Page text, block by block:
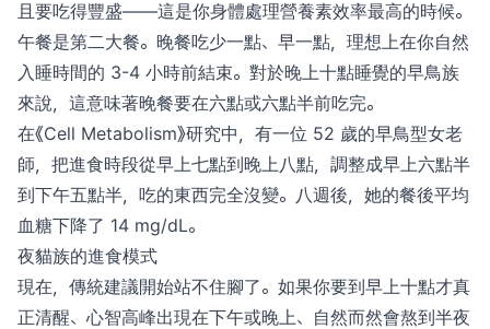
且要吃得豐盛——這是你身體處理營養素效率最高的時候。
午餐是第二大餐。晚餐吃少一點、早一點，理想上在你自然
入睡時間的 3-4 小時前結束。對於晚上十點睡覺的早鳥族
來說，這意味著晚餐要在六點或六點半前吃完。
在《Cell Metabolism》研究中，有一位 52 歲的早鳥型女老
師，把進食時段從早上七點到晚上八點，調整成早上六點半
到下午五點半，吃的東西完全沒變。八週後，她的餐後平均
血糖下降了 14 mg/dL。
夜貓族的進食模式
現在，傳統建議開始站不住腳了。如果你要到早上十點才真
正清醒、心智高峰出現在下午或晚上、自然而然會熬到半夜